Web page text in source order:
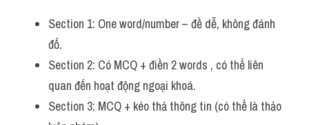
Phân biệt từ
Report đề thi thật IELTS
Advice
IELTS Advice
Section 1: One word/number – đề dễ, không đánh
đố.
Section 2: Có MCQ + điền 2 words , có thể liên
quan đến hoạt động ngoại khoá.
Section 3: MCQ + kéo thả thông tin (có thể là thảo